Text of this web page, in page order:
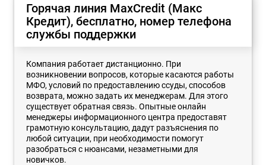
Горячая линия MaxCredit (Макс
Кредит), бесплатно, номер телефона
службы поддержки
Компания работает дистанционно. При
возникновении вопросов, которые касаются работы
МФО, условий по предоставлению ссуды, способов
возврата, можно задать их менеджерам. Для этого
существует обратная связь. Опытные онлайн
менеджеры информационного центра предоставят
грамотную консультацию, дадут разъяснения по
любой ситуации, при необходимости помогут
разобраться с нюансами, незаметными для
новичков.